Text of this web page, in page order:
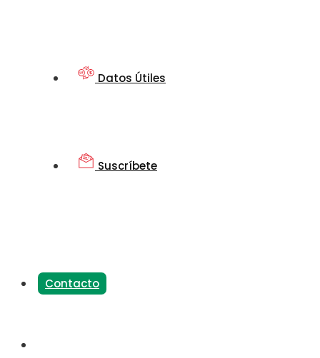
Datos Útiles
Suscríbete
Contacto